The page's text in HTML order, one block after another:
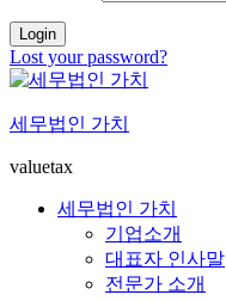
Login
Lost your password?
세무법인 가치
valuetax
세무법인 가치
기업소개
대표자 인사말
전문가 소개